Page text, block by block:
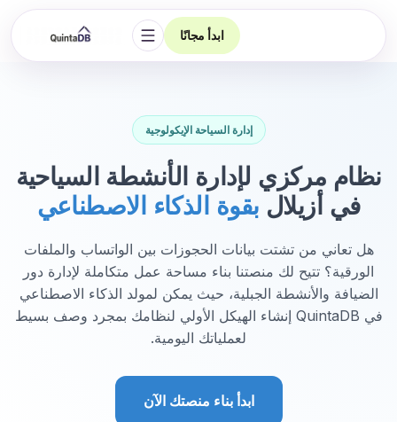
ابدأ مجانًا
فتح التنقل
إدارة السياحة الإيكولوجية
نظام مركزي لإدارة الأنشطة السياحية
في أزيلال بقوة الذكاء الاصطناعي
هل تعاني من تشتت بيانات الحجوزات بين الواتساب والملفات
الورقية؟ تتيح لك منصتنا بناء مساحة عمل متكاملة لإدارة دور
الضيافة والأنشطة الجبلية، حيث يمكن لمولد الذكاء الاصطناعي
في QuintaDB إنشاء الهيكل الأولي لنظامك بمجرد وصف بسيط
لعملياتك اليومية.
ابدأ بناء منصتك الآن